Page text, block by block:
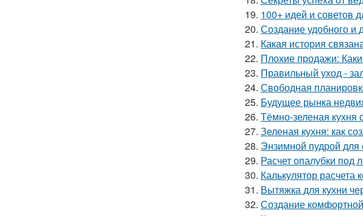
19. 100+ идей и советов
20. Создание удобного и
21. Какая история
22. Плохие продажи:
23. Правильный уход -
24. Свободная
25. Будущее рынка
26. Тёмно-зеленая кухня
27. Зеленая кухня: как
28. Энзимной пудрой
29. Расчет опалубки
30. Калькулятор расчета
31. Вытяжка для кухни
32. Создание